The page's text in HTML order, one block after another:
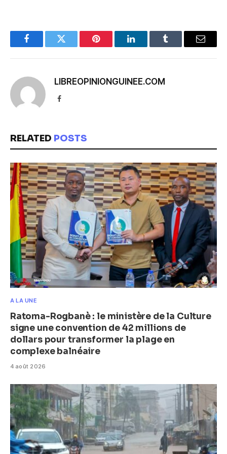
FacebookTwitter Pinterest LinkedInTumblr Email
LIBREOPINIONGUINEE.COM
Facebook
RELATED POSTS
A LA UNE
Ratoma-Rogbanè : le ministère de la Culture
signe une convention de 42 millions de
dollars pour transformer la plage en
complexe balnéaire
4 août 2026